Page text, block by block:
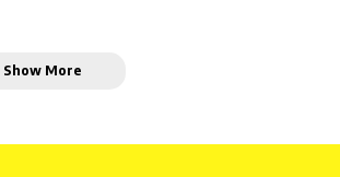
Show More